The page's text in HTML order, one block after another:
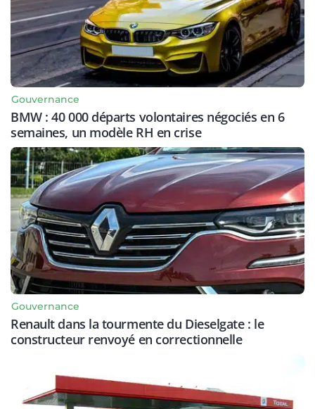
Gouvernance
BMW : 40 000 départs volontaires négociés en 6
semaines, un modèle RH en crise
Gouvernance
Renault dans la tourmente du Dieselgate : le
constructeur renvoyé en correctionnelle